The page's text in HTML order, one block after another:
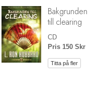
Bakgrunden
till clearing
CD
Pris 150 Skr
Titta på fler